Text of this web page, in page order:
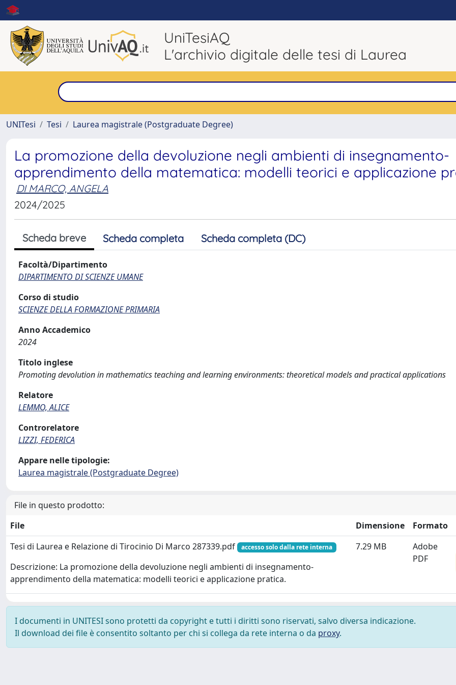
UniTesiAQ
L'archivio digitale delle tesi di Laurea
UNITesi
Tesi Laurea magistrale (Postgraduate Degree)
La promozione della devoluzione negli ambienti di insegnamento-
apprendimento della matematica: modelli teorici e applicazione
DI MARCO, ANGELA
2024/2025
Scheda breve Scheda completa Scheda completa (DC)
Facoltà/Dipartimento
DIPARTIMENTO DI SCIENZE UMANE
Corso di studio
SCIENZE DELLA FORMAZIONE PRIMARIA
Anno Accademico
2024
Titolo inglese
Promoting devolution in mathematics teaching and learning environments: theoretical models and practical applications
Relatore
LEMMO, ALICE
Controrelatore
LIZZI, FEDERICA
Appare nelle tipologie:
Laurea magistrale (Postgraduate Degree)
File in questo prodotto:
File
Dimensione
Formato
Tesi di Laurea e Relazione di Tirocinio Di Marco 287339.pdf
accesso solo dalla rete interna
Descrizione: La promozione della devoluzione negli ambienti di insegnamento-
apprendimento della matematica: modelli teorici e applicazione pratica.
7.29 MB
Adobe
PDF
I documenti in UNITESI sono protetti da copyright e tutti i diritti sono riservati, salvo diversa indicazione.
Il download dei file è consentito soltanto per chi si collega da rete interna o da proxy.